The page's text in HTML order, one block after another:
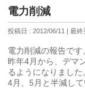
電力削減
投稿日 : 2012/06/11 最終
電力削減の報告です
昨年4月から、デマ
るようになりました
4月、5月と半減して